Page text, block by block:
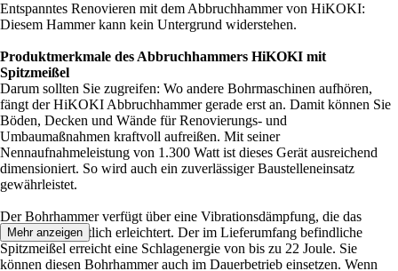
Entspanntes Renovieren mit dem Abbruchhammer von HiKOKI:
Diesem Hammer kann kein Untergrund widerstehen.
Produktmerkmale des Abbruchhammers HiKOKI mit
Spitzmeißel
Darum sollten Sie zugreifen: Wo andere Bohrmaschinen aufhören,
fängt der HiKOKI Abbruchhammer gerade erst an. Damit können Sie
Böden, Decken und Wände für Renovierungs- und
Umbaumaßnahmen kraftvoll aufreißen. Mit seiner
Nennaufnahmeleistung von 1.300 Watt ist dieses Gerät ausreichend
dimensioniert. So wird auch ein zuverlässiger Baustelleneinsatz
gewährleistet.
Der Bohrhammer verfügt über eine Vibrationsdämpfung, die das
Arbeiten wesentlich erleichtert. Der im Lieferumfang befindliche
Spitzmeißel erreicht eine Schlagenergie von bis zu 22 Joule. Sie
können diesen Bohrhammer auch im Dauerbetrieb einsetzen. Wenn
Mehr anzeigen